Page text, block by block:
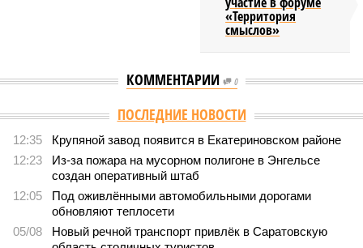
«Территория
смыслов»
КОММЕНТАРИИ 0
Версия //Общество //
В Саратовской консерватории прошел концерт
для подопечных фондов «Александр Невский» и «Защитники
Отечества»
В Саратовской консерватории прошел концерт для
подопечных фондов «Александр Невский» и
«Защитники Отечества»
С верой и надеждой